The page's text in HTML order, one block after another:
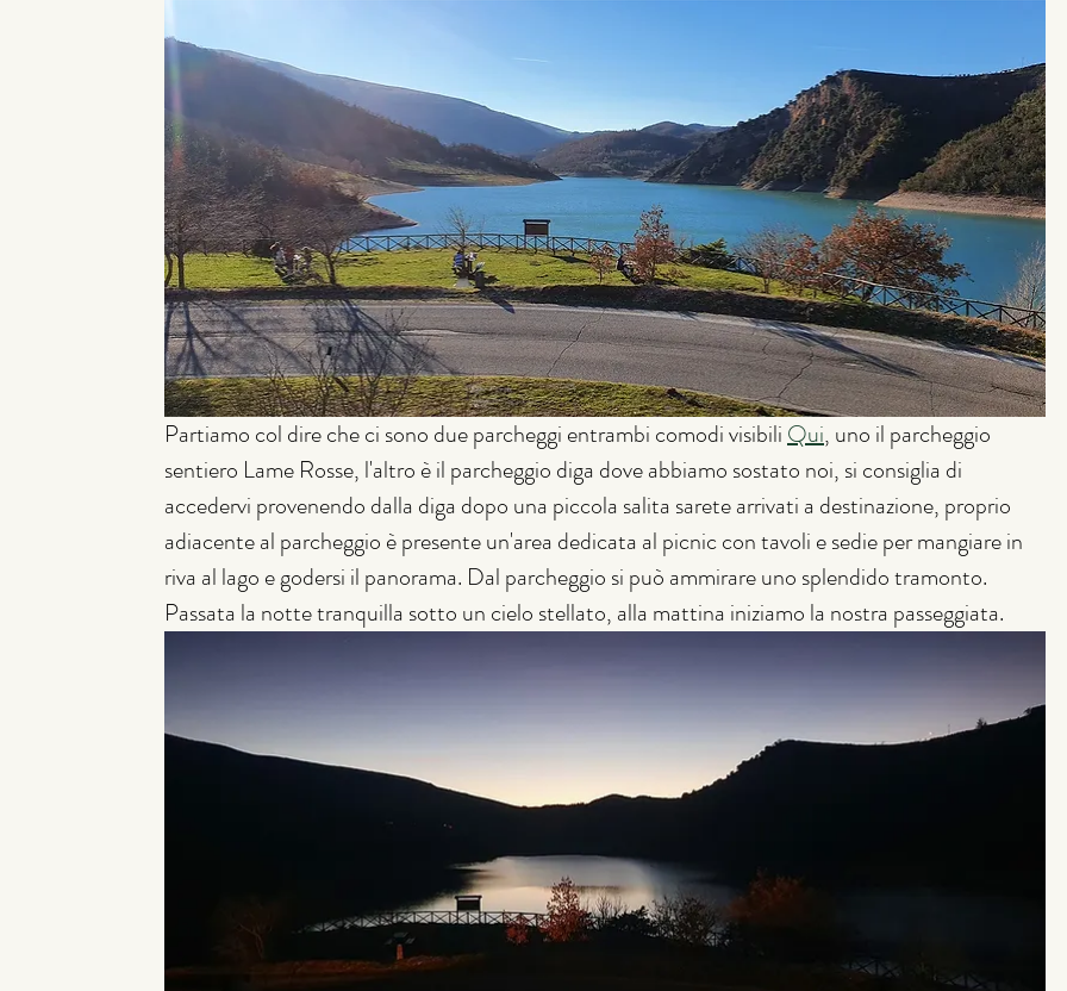
Partiamo col dire che ci sono due parcheggi entrambi comodi visibili Qui, uno il parcheggio
sentiero Lame Rosse, l'altro è il parcheggio diga dove abbiamo sostato noi, si consiglia di
accedervi provenendo dalla diga dopo una piccola salita sarete arrivati a destinazione, proprio
adiacente al parcheggio è presente un'area dedicata al picnic con tavoli e sedie per mangiare in
riva al lago e godersi il panorama. Dal parcheggio si può ammirare uno splendido tramonto.
Passata la notte tranquilla sotto un cielo stellato, alla mattina iniziamo la nostra passeggiata.